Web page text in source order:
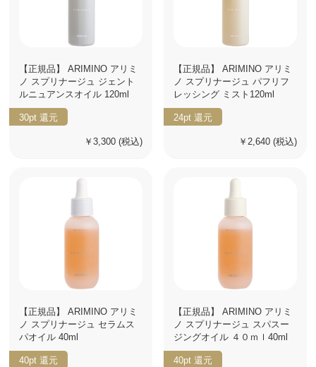
【正規品】 ARIMINO アリミ
ノ スプリナージュ ジェント
ルニュアンスオイル 120ml
30pt 還元
￥3,300 (税込)
【正規品】 ARIMINO アリミ
ノ スプリナージュ パフリフ
レッシング ミスト120ml
24pt 還元
￥2,640 (税込)
【正規品】 ARIMINO アリミ
ノ スプリナージュ セラムス
パオイル 40ml
40pt 還元
【正規品】 ARIMINO アリミ
ノ スプリナージュ スパスー
ジングオイル ４０ｍｌ40ml
40pt 還元